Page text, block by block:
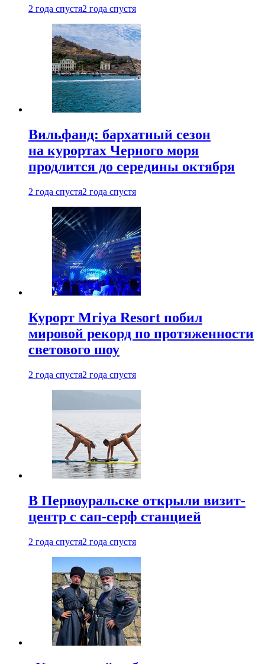
2 года спустя2 года спустя
Вильфанд: бархатный сезон
на курортах Черного моря
продлится до середины октября
2 года спустя2 года спустя
Курорт Mriya Resort побил
мировой рекорд по протяженности
светового шоу
2 года спустя2 года спустя
В Первоуральске открыли визит-
центр с сап-серф станцией
2 года спустя2 года спустя